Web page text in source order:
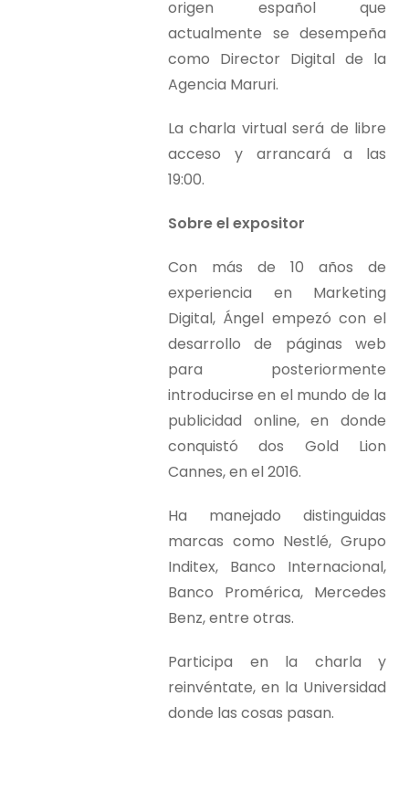
origen español que
actualmente se desempeña
como Director Digital de la
Agencia Maruri.
La charla virtual será de libre
acceso y arrancará a las
19:00.
Sobre el expositor
Con más de 10 años de
experiencia en Marketing
Digital, Ángel empezó con el
desarrollo de páginas web
para posteriormente
introducirse en el mundo de la
publicidad online, en donde
conquistó dos Gold Lion
Cannes, en el 2016.
Ha manejado distinguidas
marcas como Nestlé, Grupo
Inditex, Banco Internacional,
Banco Promérica, Mercedes
Benz, entre otras.
Participa en la charla y
reinvéntate, en la Universidad
donde las cosas pasan.